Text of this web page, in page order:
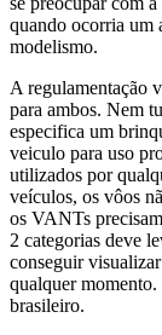
quando ocorria um
modelismo.
A regulamentação
para ambos. Nem
especifica um
veiculo para uso
utilizados por
veículos, os vôos
os VANTs
2 categorias deve
conseguir
qualquer
brasileiro.